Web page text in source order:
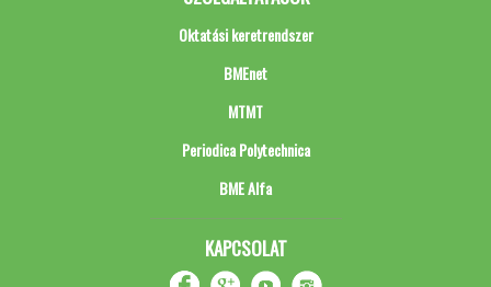
Oktatási keretrendszer
BMEnet
MTMT
Periodica Polytechnica
BME Alfa
KAPCSOLAT